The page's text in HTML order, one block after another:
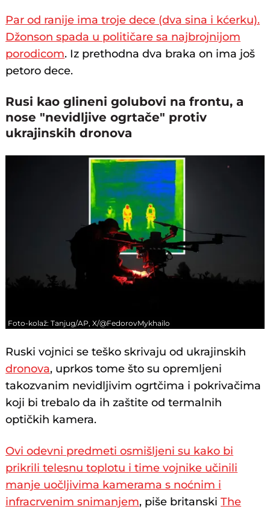
Par od ranije ima troje dece (dva sina i kćerku).
Džonson spada u političare sa najbrojnijom
porodicom. Iz prethodna dva braka on ima još
petoro dece.
Rusi kao glineni golubovi na frontu, a
nose "nevidljive ogrtače" protiv
ukrajinskih dronova
Foto-kolaž: Tanjug/AP, X/@FedorovMykhailo
Ruski vojnici se teško skrivaju od ukrajinskih
dronova, uprkos tome što su opremljeni
takozvanim nevidljivim ogrtčima i pokrivačima
koji bi trebalo da ih zaštite od termalnih
optičkih kamera.
Ovi odevni predmeti osmišljeni su kako bi
prikrili telesnu toplotu i time vojnike učinili
manje uočljivima kamerama s noćnim i
infracrvenim snimanjem, piše britanskiThe